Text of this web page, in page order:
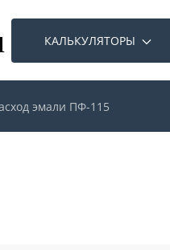
КАЛЬКУЛЯТОРЫ
эмали ПФ-115